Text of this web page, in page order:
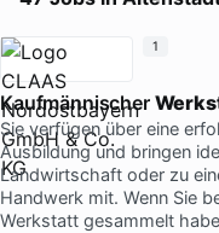
Kaufmännischer
Sie verfügen über eine
Ausbildung und bringen
Landwirtschaft oder zu
Handwerk mit. Wenn Sie
Werkstatt gesammelt
1